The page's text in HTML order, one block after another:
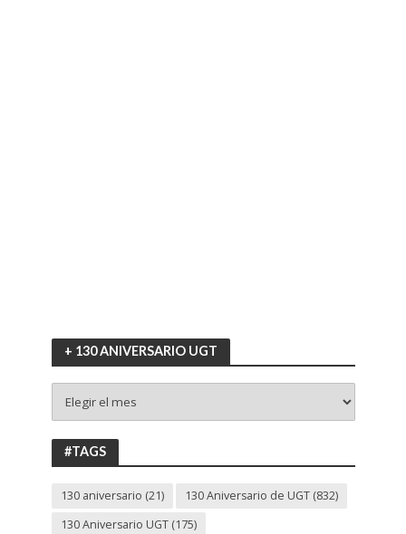
+ 130 ANIVERSARIO UGT
130
ANIVERSARIO
UGT
#TAGS
130 aniversario (21) 130 Aniversario de UGT(832)
130 Aniversario UGT(175)